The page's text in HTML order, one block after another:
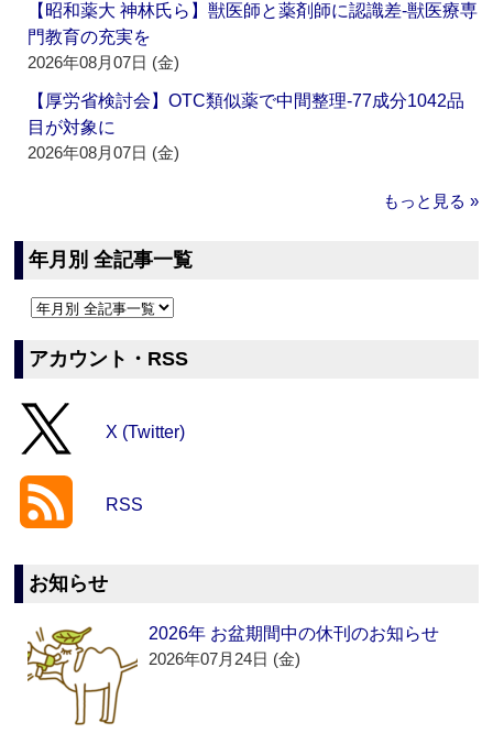
【昭和薬大 神林氏ら】獣医師と薬剤師に認識差‐獣医療専
門教育の充実を
2026年08月07日 (金)
【厚労省検討会】OTC類似薬で中間整理‐77成分1042品
目が対象に
2026年08月07日 (金)
もっと見る »
年月別 全記事一覧
アカウント・RSS
X (Twitter)
RSS
お知らせ
2026年 お盆期間中の休刊のお知らせ
2026年07月24日 (金)